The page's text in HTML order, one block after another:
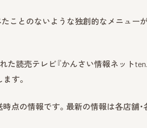
ことのないような独創的なメニュー
れた読売テレビ『かんさい情報ネット
す。
時点の情報です。最新の情報は各店舗